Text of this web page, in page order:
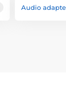
Audio